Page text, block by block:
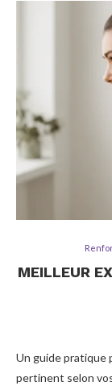
MEILLEUR
Un guide pratique
pertinent selon